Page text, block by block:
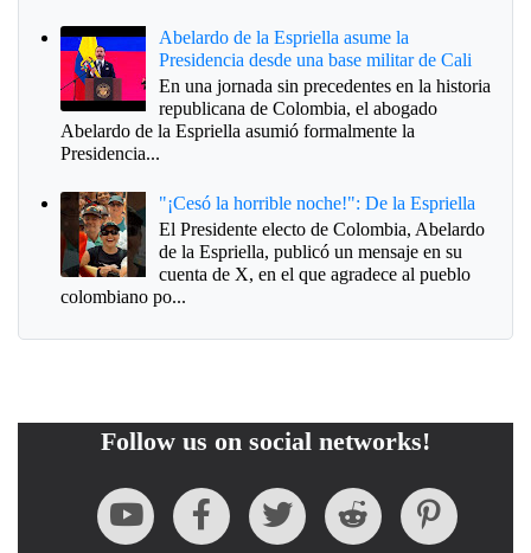
Abelardo de la Espriella asume la
Presidencia desde una base militar de Cali
En una jornada sin precedentes en la historia
republicana de Colombia, el abogado
Abelardo de la Espriella asumió formalmente la
Presidencia...
"¡Cesó la horrible noche!": De la Espriella
El Presidente electo de Colombia, Abelardo
de la Espriella, publicó un mensaje en su
cuenta de X, en el que agradece al pueblo
colombiano po...
Follow us on social networks!